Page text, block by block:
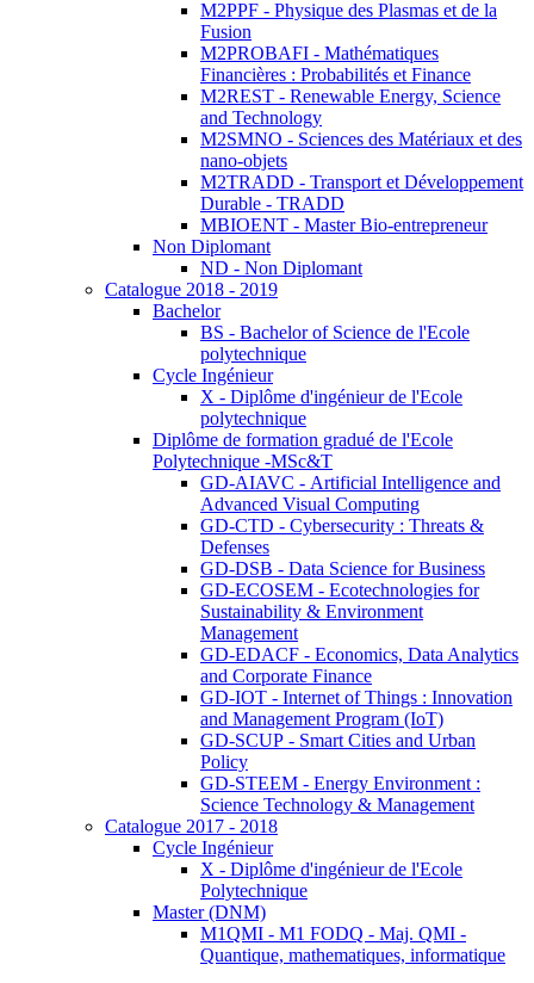
M2PPF - Physique des Plasmas et de la
Fusion
M2PROBAFI - Mathématiques
Financières : Probabilités et Finance
M2REST - Renewable Energy, Science
and Technology
M2SMNO - Sciences des Matériaux et des
nano-objets
M2TRADD - Transport et Développement
Durable - TRADD
MBIOENT - Master Bio-entrepreneur
Non Diplomant
ND - Non Diplomant
Catalogue 2018 - 2019
Bachelor
BS - Bachelor of Science de l'Ecole
polytechnique
Cycle Ingénieur
X - Diplôme d'ingénieur de l'Ecole
polytechnique
Diplôme de formation gradué de l'Ecole
Polytechnique -MSc&T
GD-AIAVC - Artificial Intelligence and
Advanced Visual Computing
GD-CTD - Cybersecurity : Threats &
Defenses
GD-DSB - Data Science for Business
GD-ECOSEM - Ecotechnologies for
Sustainability & Environment
Management
GD-EDACF - Economics, Data Analytics
and Corporate Finance
GD-IOT - Internet of Things : Innovation
and Management Program (IoT)
GD-SCUP - Smart Cities and Urban
Policy
GD-STEEM - Energy Environment :
Science Technology & Management
Catalogue 2017 - 2018
Cycle Ingénieur
X - Diplôme d'ingénieur de l'Ecole
Polytechnique
Master (DNM)
M1QMI - M1 FODQ - Maj. QMI -
Quantique, mathematiques, informatique